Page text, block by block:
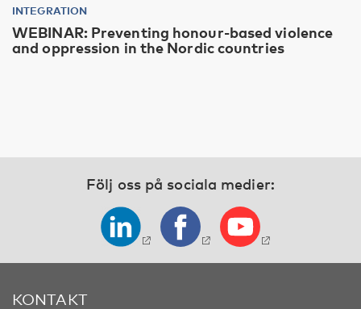
INTEGRATION
WEBINAR: Preventing honour-based violence
and oppression in the Nordic countries
Följ oss på sociala medier:
KONTAKT